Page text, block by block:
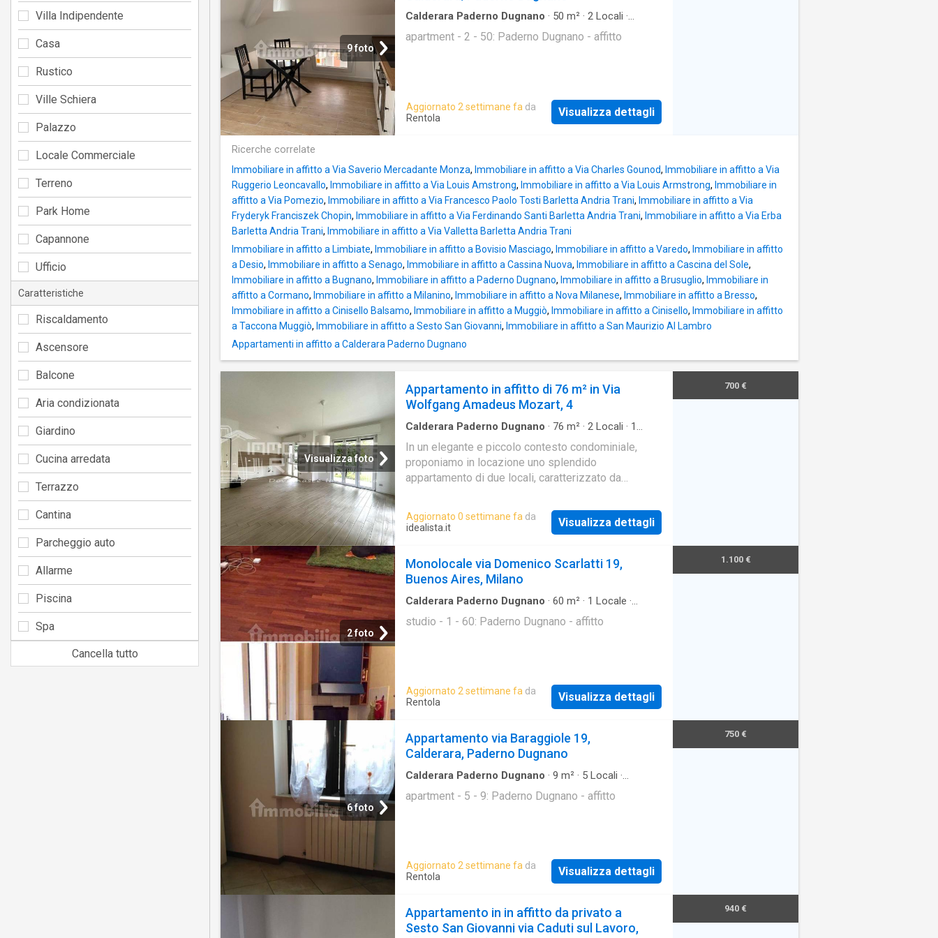
con box doccia. Completa la proprietà un pratico
posto auto coperto. L'appartamento è
completamente nuovo, dotato di tutti i comfort di
elettriche, videocitofono, arredo bagno e
predisposizione per l'impianto d'allarme. La
contesto, curato e signorile, ideale per chi desidera
vivere in un amb
9 foto
Calderara Paderno Dugnano · 50 m² · 2 Locali ·
apartment - 2 - 50: Paderno Dugnano - affitto
Aggiornato 2 settimane fa da
Rentola
Visualizza dettagli
Ricerche correlate
Immobiliare in affitto a Via Saverio Mercadante Monza, Immobiliare in affitto a Via Charles Gounod, Immobiliare in affitto a Via
Ruggerio Leoncavallo, Immobiliare in affitto a Via Louis Amstrong, Immobiliare in affitto a Via Louis Armstrong, Immobiliare in
affitto a Via Pomezio, Immobiliare in affitto a Via Francesco Paolo Tosti Barletta Andria Trani, Immobiliare in affitto a Via
Fryderyk Franciszek Chopin, Immobiliare in affitto a Via Ferdinando Santi Barletta Andria Trani, Immobiliare in affitto a Via Erba
Barletta Andria Trani, Immobiliare in affitto a Via Valletta Barletta Andria Trani
Immobiliare in affitto a Limbiate, Immobiliare in affitto a Bovisio Masciago, Immobiliare in affitto a Varedo, Immobiliare in affitto
a Desio, Immobiliare in affitto a Senago, Immobiliare in affitto a Cassina Nuova, Immobiliare in affitto a Cascina del Sole,
Immobiliare in affitto a Bugnano, Immobiliare in affitto a Paderno Dugnano, Immobiliare in affitto a Brusuglio, Immobiliare in
affitto a Cormano, Immobiliare in affitto a Milanino, Immobiliare in affitto a Nova Milanese, Immobiliare in affitto a Bresso,
Immobiliare in affitto a Cinisello Balsamo, Immobiliare in affitto a Muggiò, Immobiliare in affitto a Cinisello, Immobiliare in affitto
a Taccona Muggiò, Immobiliare in affitto a Sesto San Giovanni, Immobiliare in affitto a San Maurizio Al Lambro
Appartamenti in affitto a Calderara Paderno Dugnano
Visualizza foto
Appartamento in affitto di 76 m² in Via
Wolfgang Amadeus Mozart, 4
Calderara Paderno Dugnano · 76 m² · 2 Locali · 1
In un elegante e piccolo contesto condominiale,
proponiamo in locazione uno splendido
appartamento di due locali, caratterizzato da
qualità. L'immobile si compone di un accogliente
ingresso che conduce all'ampio soggiorno,
particolarmente luminoso e con accesso al balcone
comodo disimpegno, una spaziosa camera
matrimoniale, antibagno e bagno arredato a nuovo
con box doccia
Aggiornato 0 settimane fa da
idealista.it
Visualizza dettagli
700 €
2 foto
Monolocale via Domenico Scarlatti 19,
Buenos Aires, Milano
Calderara Paderno Dugnano · 60 m² · 1 Locale ·
studio - 1 - 60: Paderno Dugnano - affitto
Aggiornato 2 settimane fa da
Rentola
Visualizza dettagli
1.100 €
6 foto
Appartamento via Baraggiole 19,
Calderara, Paderno Dugnano
Calderara Paderno Dugnano · 9 m² · 5 Locali ·
apartment - 5 - 9: Paderno Dugnano - affitto
Aggiornato 2 settimane fa da
Rentola
Visualizza dettagli
750 €
Appartamento in in affitto da privato a
Sesto San Giovanni via Caduti sul Lavoro,
940 €
Villa Indipendente
Casa
Rustico
Ville Schiera
Palazzo
Locale Commerciale
Terreno
Park Home
Capannone
Ufficio
Caratteristiche
Riscaldamento
Ascensore
Balcone
Aria condizionata
Giardino
Cucina arredata
Terrazzo
Cantina
Parcheggio auto
Allarme
Piscina
Spa
Cancella tutto